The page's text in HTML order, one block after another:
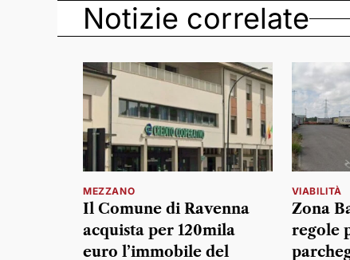
Notizie correlate
MEZZANO
Il Comune di Ravenna
acquista per 120mila
euro l’immobile del
VIABILITÀ
Zona
regole